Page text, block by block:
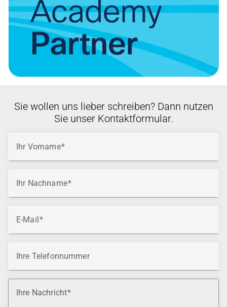
Sie wollen uns lieber schreiben? Dann nutzen
Sie unser Kontaktformular.
Ihr Vorname
Ihr Nachname
E-Mail
Ihre Telefonnummer
Ihre Nachricht